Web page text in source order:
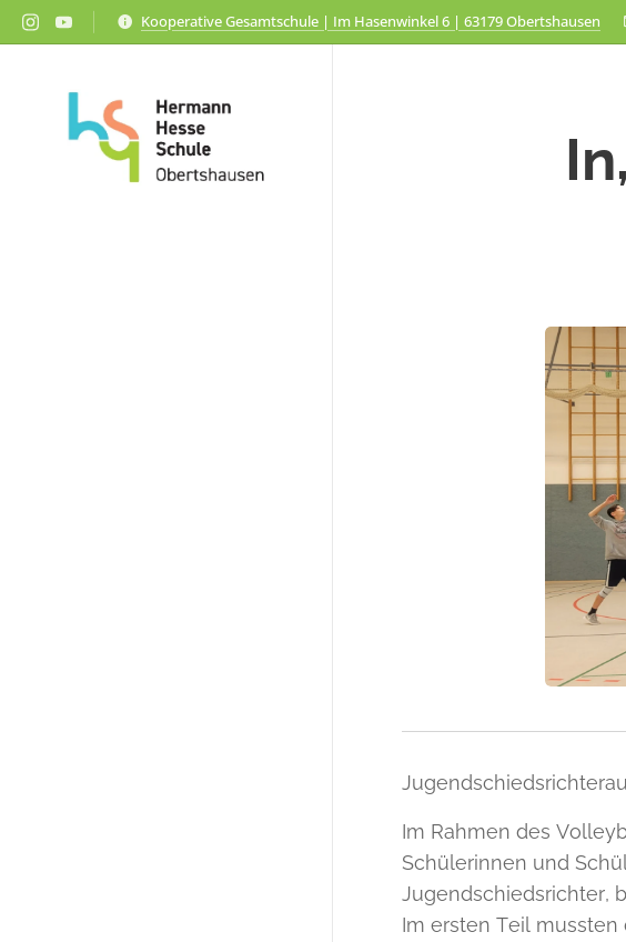
Kooperative Gesamtschule | Im Hasenwinkel 6 | 63179 Obertshausen
Im Rahmen des
Schülerinnen und
Jugendschiedsrichter,
Im ersten Teil mussten